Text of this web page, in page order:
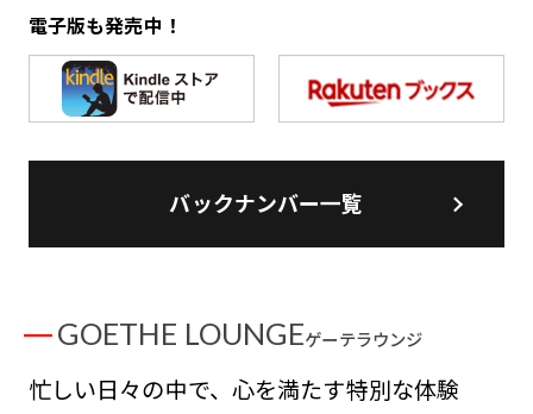
電子版も発売中！
バックナンバー一覧
GOETHE LOUNGEゲーテラウンジ
忙しい日々の中で、心を満たす特別な体験